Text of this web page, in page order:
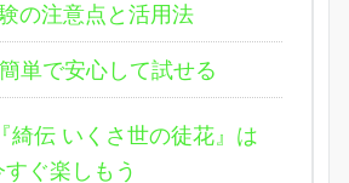
の注意点と活用法
単で安心して試せる
綺伝 いくさ世の徒花』は
ぐ楽しもう